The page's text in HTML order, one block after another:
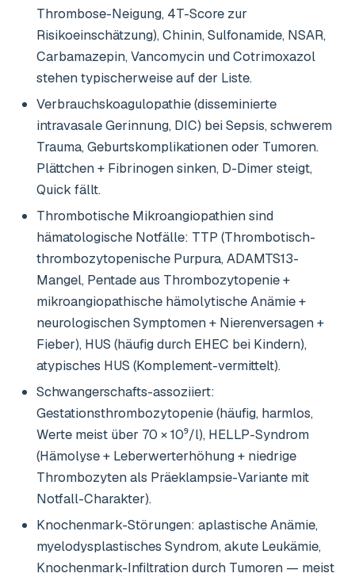
Thrombose-Neigung, 4T-Score zur
Risikoeinschätzung), Chinin, Sulfonamide, NSAR,
Carbamazepin, Vancomycin und Cotrimoxazol
stehen typischerweise auf der Liste.
Verbrauchskoagulopathie (disseminierte
intravasale Gerinnung, DIC) bei Sepsis, schwerem
Trauma, Geburtskomplikationen oder Tumoren.
Plättchen + Fibrinogen sinken, D-Dimer steigt,
Quick fällt.
Thrombotische Mikroangiopathien sind
hämatologische Notfälle: TTP (Thrombotisch-
thrombozytopenische Purpura, ADAMTS13-
Mangel, Pentade aus Thrombozytopenie +
mikroangiopathische hämolytische Anämie +
neurologischen Symptomen + Nierenversagen +
Fieber), HUS (häufig durch EHEC bei Kindern),
atypisches HUS (Komplement-vermittelt).
Schwangerschafts-assoziiert:
Gestationsthrombozytopenie (häufig, harmlos,
Werte meist über 70 × 10⁹/l), HELLP-Syndrom
(Hämolyse + Leberwerterhöhung + niedrige
Thrombozyten als Präeklampsie-Variante mit
Notfall-Charakter).
Knochenmark-Störungen: aplastische Anämie,
myelodysplastisches Syndrom, akute Leukämie,
Knochenmark-Infiltration durch Tumoren — meist